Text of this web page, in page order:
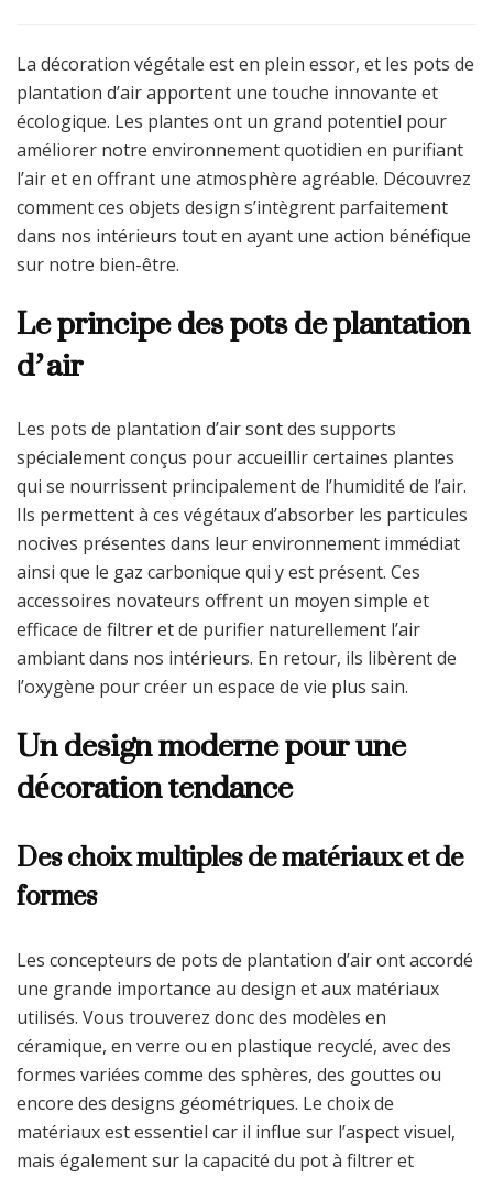
La décoration végétale est en plein essor, et les pots de
plantation d’air apportent une touche innovante et
écologique. Les plantes ont un grand potentiel pour
améliorer notre environnement quotidien en purifiant
l’air et en offrant une atmosphère agréable. Découvrez
comment ces objets design s’intègrent parfaitement
dans nos intérieurs tout en ayant une action bénéfique
sur notre bien-être.
Le principe des pots de plantation
d’air
Les pots de plantation d’air sont des supports
spécialement conçus pour accueillir certaines plantes
qui se nourrissent principalement de l’humidité de l’air.
Ils permettent à ces végétaux d’absorber les particules
nocives présentes dans leur environnement immédiat
ainsi que le gaz carbonique qui y est présent. Ces
accessoires novateurs offrent un moyen simple et
efficace de filtrer et de purifier naturellement l’air
ambiant dans nos intérieurs. En retour, ils libèrent de
l’oxygène pour créer un espace de vie plus sain.
Un design moderne pour une
décoration tendance
Des choix multiples de matériaux et de
formes
Les concepteurs de pots de plantation d’air ont accordé
une grande importance au design et aux matériaux
utilisés. Vous trouverez donc des modèles en
céramique, en verre ou en plastique recyclé, avec des
formes variées comme des sphères, des gouttes ou
encore des designs géométriques. Le choix de
matériaux est essentiel car il influe sur l’aspect visuel,
mais également sur la capacité du pot à filtrer et